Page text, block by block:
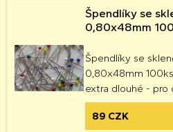
Špendlíky se
0,80x48mm
Špendlíky se
0,80x48mm
extra dlouhé - pro
89 CZK